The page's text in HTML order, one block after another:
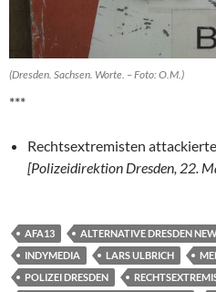
(Dresden. Sachsen. Worte. – Foto: O.M.)
***
Rechtsextremisten
[Polizeidirektion Dresden, 22.
AFA13 ALTERNATIVE DRESDEN
INDYMEDIA
LARS ULBRICH
POLIZEI DRESDEN